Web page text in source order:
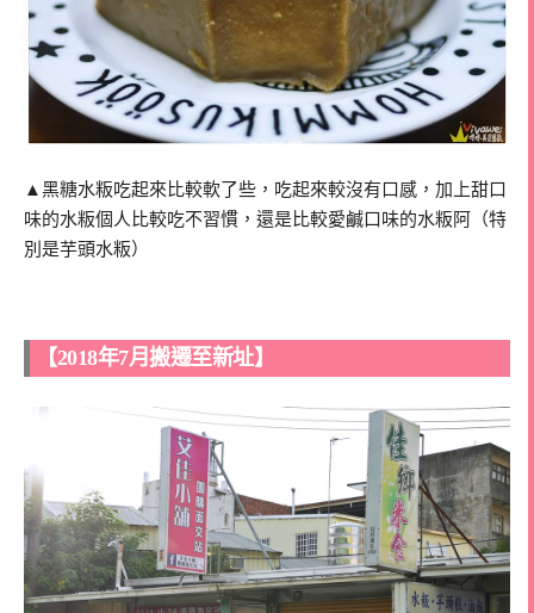
▲黑糖水粄吃起來比較軟了些，吃起來較沒有口感，加上甜口
味的水粄個人比較吃不習慣，還是比較愛鹹口味的水粄阿（特
別是芋頭水粄）
【2018年7月搬遷至新址】